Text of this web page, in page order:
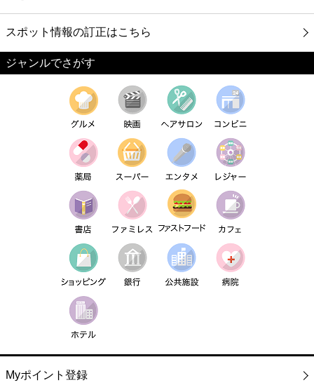
スポット情報の訂正はこちら
ジャンルでさがす
Myポイント登録